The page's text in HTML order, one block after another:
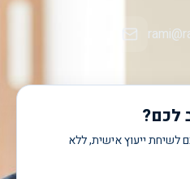
לכם?
לשיחת ייעוץ אישית, ללא